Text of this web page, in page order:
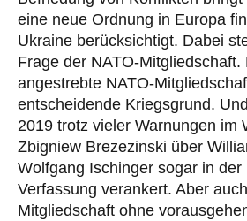
eine neue Ordnung in Europa
Ukraine berücksichtigt. Dabei
Frage der NATO-
angestrebte NATO-
entscheidende Kriegsgrund.
2019 trotz vieler Warnungen im
Zbigniew Brezezinski über
Wolfgang Ischinger sogar in der
Verfassung verankert. Aber
Mitgliedschaft ohne